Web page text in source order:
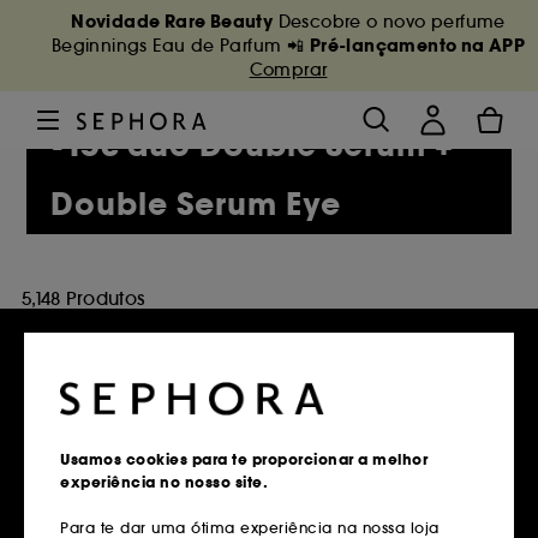
Novidade Rare Beauty Descobre o novo perfume
Beginnings Eau de Parfum 📲 Pré-lançamento na APP
Comprar
-15€ duo Double Serum +
Double Serum Eye
5,148 Produtos
Entregas grátis
em compras superiores a 39€
Saber mais
Usamos cookies para te proporcionar a melhor
experiência no nosso site.
Para te dar uma ótima experiência na nossa loja